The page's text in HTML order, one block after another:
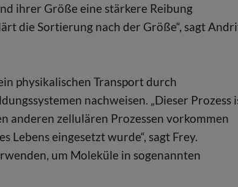
ihrer Größe eine stärkere Reibung
die Sortierung nach der Größe“, sagt
physikalischen Transport durch
nachweisen. „Dieser Prozess
anderen zellulären Prozessen vorkommen
Lebens eingesetzt wurde“, sagt Frey.
um Moleküle in sogenannten